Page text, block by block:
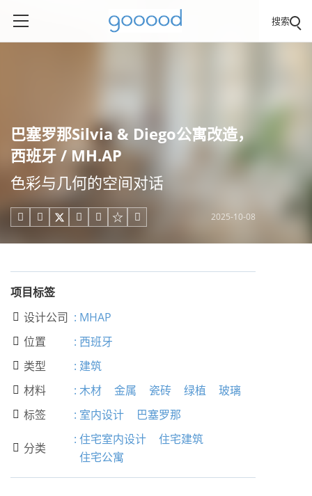
搜索
巴塞罗那Silvia & Diego公寓改造，
西班牙 / MH.AP
色彩与几何的空间对话
     2025-10-08
项目标签
 设计公司 : MHAP
 位置 : 西班牙
 类型 : 建筑
 材料 : 木材 金属 瓷砖 绿植 玻璃
 标签 : 室内设计 巴塞罗那
 分类
: 住宅室内设计
住宅建筑
住宅公寓